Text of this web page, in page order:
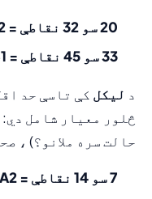
20 سو 32 نقاطې = A2
33 سو 45 نقاطې = B1
د لیکل کې تاسې حد
څلور معیار شامل
حالت سره ملانو؟) ،
7 سو 14 نقاطې = A2